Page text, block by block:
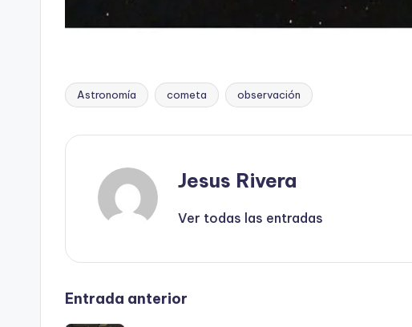
Etiquetas:
Astronomía cometa observación
Jesus Rivera
Ver todas las entradas
Navegación
Entrada anterior